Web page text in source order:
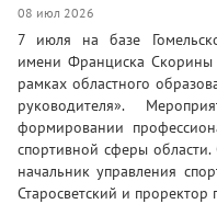
08 июл 2026
7 июля на базе
имени Франциска Скорины
рамках областного
руководителя».
формировании
спортивной сферы
начальник управления
Старосветский и проректор